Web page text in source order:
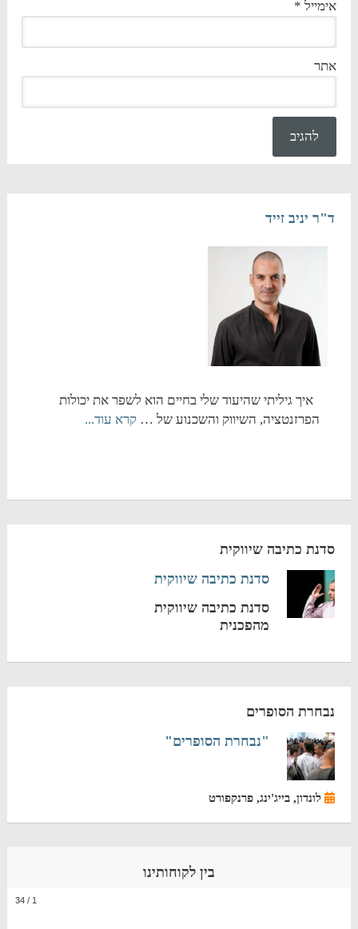
אימייל *
אתר
ד"ר יניב זייד
איך גיליתי שהיעוד שלי בחיים הוא לשפר את יכולות
הפרזנטציה, השיווק והשכנוע של … קרא עוד...
סדנת כתיבה שיווקית
סדנת כתיבה שיווקית
סדנת כתיבה שיווקית
מהפכנית
נבחרת הסופרים
"נבחרת הסופרים"
לונדון, בייג'ינג, פרנקפורט
בין לקוחותינו
1
/
34